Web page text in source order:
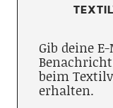
Gib deine
beim
erhalten.